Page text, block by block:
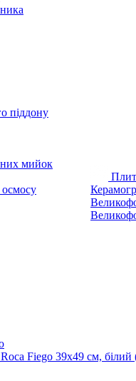
піддону
мийок
осмосу
Fiego 39х49 см,